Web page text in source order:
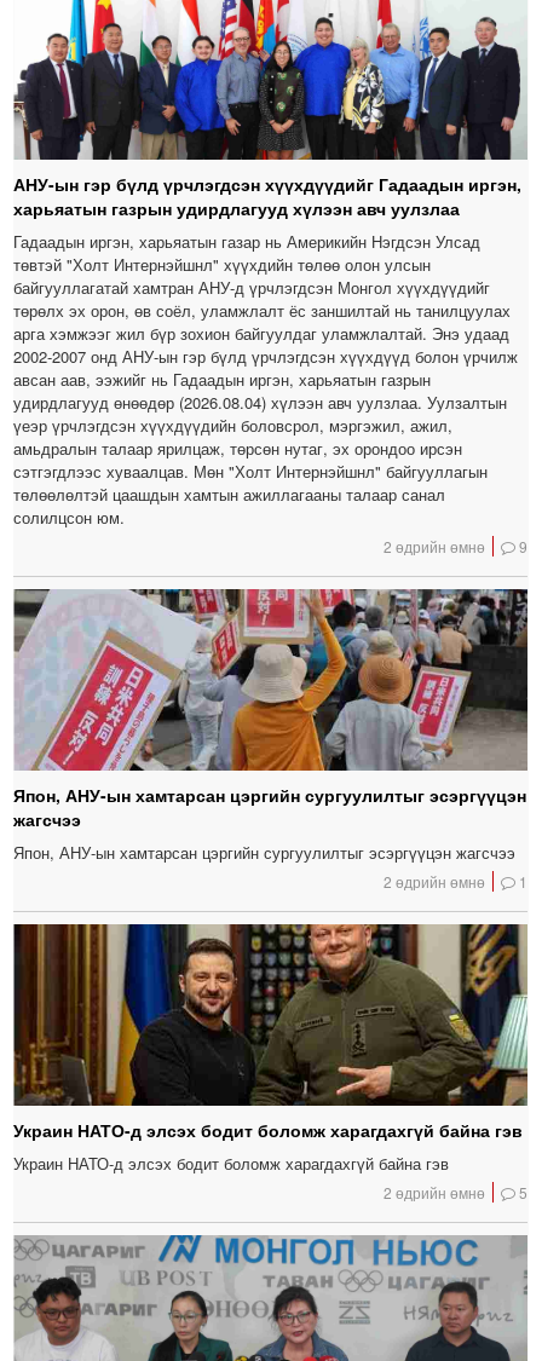
АНУ-ын гэр бүлд үрчлэгдсэн хүүхдүүдийг Гадаадын иргэн,
харьяатын газрын удирдлагууд хүлээн авч уулзлаа
Гадаадын иргэн, харьяатын газар нь Америкийн Нэгдсэн Улсад
төвтэй "Холт Интернэйшнл" хүүхдийн төлөө олон улсын
байгууллагатай хамтран АНУ-д үрчлэгдсэн Монгол хүүхдүүдийг
төрөлх эх орон, өв соёл, уламжлалт ёс заншилтай нь танилцуулах
арга хэмжээг жил бүр зохион байгуулдаг уламжлалтай. Энэ удаад
2002-2007 онд АНУ-ын гэр бүлд үрчлэгдсэн хүүхдүүд болон үрчилж
авсан аав, ээжийг нь Гадаадын иргэн, харьяатын газрын
удирдлагууд өнөөдөр (2026.08.04) хүлээн авч уулзлаа. Уулзалтын
үеэр үрчлэгдсэн хүүхдүүдийн боловсрол, мэргэжил, ажил,
амьдралын талаар ярилцаж, төрсөн нутаг, эх орондоо ирсэн
сэтгэгдлээс хуваалцав. Мөн "Холт Интернэйшнл" байгууллагын
төлөөлөлтэй цаашдын хамтын ажиллагааны талаар санал
солилцсон юм.
2 өдрийн өмнө 9
Япон, АНУ-ын хамтарсан цэргийн сургуулилтыг эсэргүүцэн
жагсчээ
Япон, АНУ-ын хамтарсан цэргийн сургуулилтыг эсэргүүцэн жагсчээ
2 өдрийн өмнө 1
Украин НАТО-д элсэх бодит боломж харагдахгүй байна гэв
Украин НАТО-д элсэх бодит боломж харагдахгүй байна гэв
2 өдрийн өмнө 5